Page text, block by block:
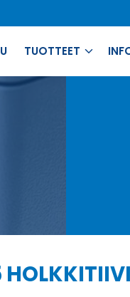
TUOTTEET